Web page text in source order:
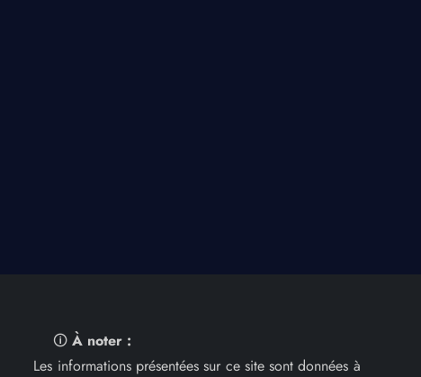
🛈À noter :
Les informations présentées sur ce site sont données à